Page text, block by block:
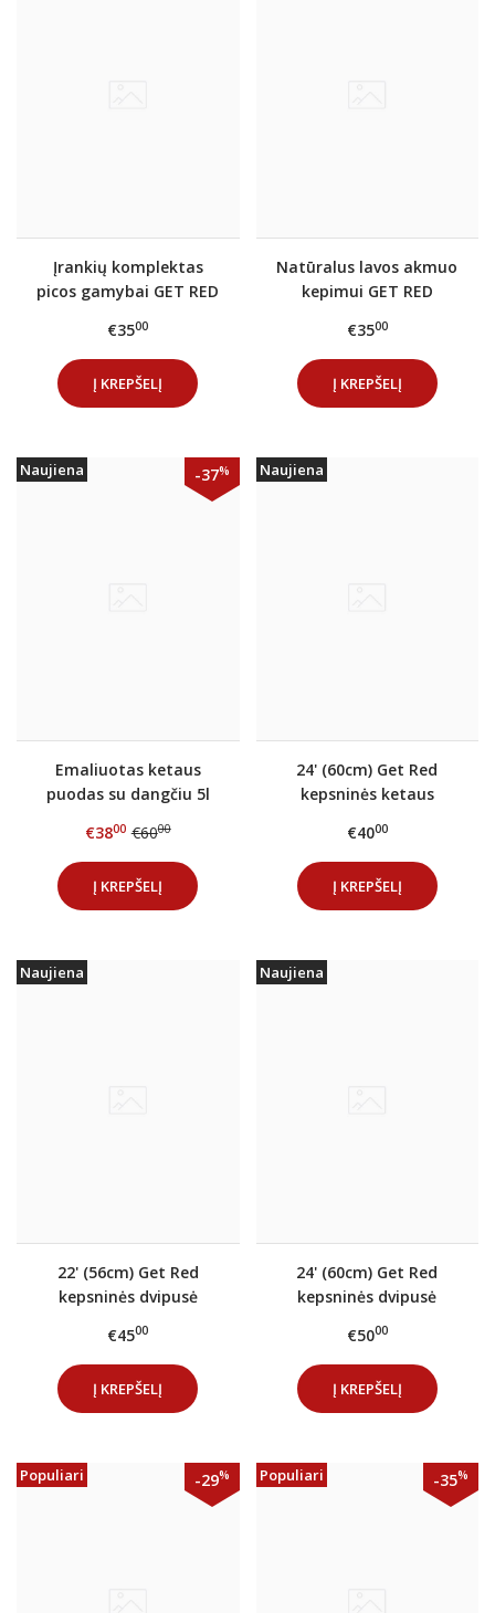
Įrankių komplektas
picos gamybai GET RED
€3500
Į KREPŠELĮ
Natūralus lavos akmuo
kepimui GET RED
€3500
Į KREPŠELĮ
Naujiena -37%
Emaliuotas ketaus
puodas su dangčiu 5l
€3800 €6000
Į KREPŠELĮ
Naujiena
24' (60cm) Get Red
kepsninės ketaus
€4000
Į KREPŠELĮ
Naujiena
22' (56cm) Get Red
kepsninės dvipusė
€4500
Į KREPŠELĮ
Naujiena
24' (60cm) Get Red
kepsninės dvipusė
€5000
Į KREPŠELĮ
Populiari -29% Populiari -35%